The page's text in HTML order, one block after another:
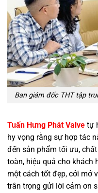
Ban giám đốc THT tập
Tuấn Hưng Phát Valve tự
hy vọng rằng sự hợp tác
đến sản phẩm tối ưu,
toàn, hiệu quả cho khách
một cách tốt đẹp, cởi mở
trân trọng gửi lời cảm ơn